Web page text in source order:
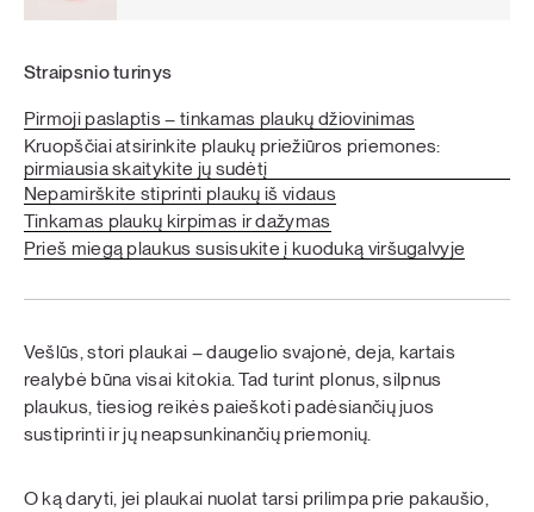
Straipsnio turinys
Pirmoji paslaptis – tinkamas plaukų džiovinimas
Kruopščiai atsirinkite plaukų priežiūros priemones:
pirmiausia skaitykite jų sudėtį
Nepamirškite stiprinti plaukų iš vidaus
Tinkamas plaukų kirpimas ir dažymas
Prieš miegą plaukus susisukite į kuoduką viršugalvyje
Vešlūs, stori plaukai – daugelio svajonė, deja, kartais
realybė būna visai kitokia. Tad turint plonus, silpnus
plaukus, tiesiog reikės paieškoti padėsiančių juos
sustiprinti ir jų neapsunkinančių priemonių.
O ką daryti, jei plaukai nuolat tarsi prilimpa prie pakaušio,